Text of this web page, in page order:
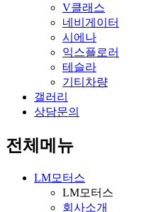
V클래스
네비게이터
시에나
익스플로러
테슬라
기티차량
갤러리
상담문의
전체메뉴
LM모터스
LM모터스
회사소개